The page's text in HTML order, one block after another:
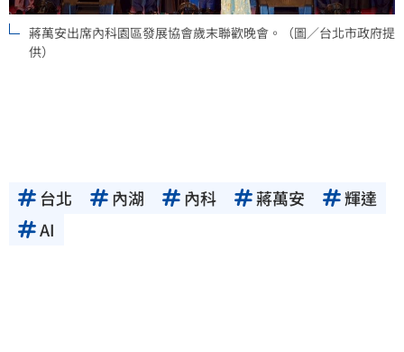
蔣萬安出席內科園區發展協會歲末聯歡晚會。（圖／台北市政府提
供）
台北 內湖 內科 蔣萬安
輝達
AI